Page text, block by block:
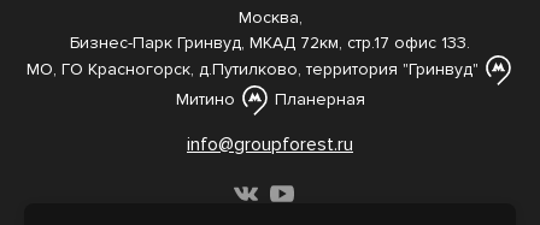
Москва,
Бизнес-Парк Гринвуд, МКАД 72км, стр.17 офис 133.
МО, ГО Красногорск, д.Путилково, территория "Гринвуд"
Митино
Планерная
info@groupforest.ru